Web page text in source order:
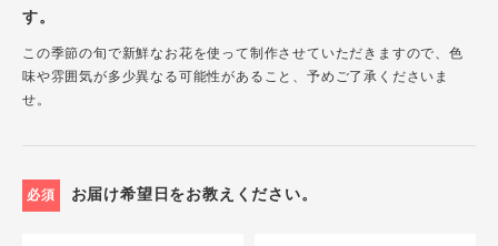
す。
この季節の旬で新鮮なお花を使って制作させていただきますので、色
味や雰囲気が多少異なる可能性があること、予めご了承くださいま
せ。
必須 お届け希望日をお教えください。